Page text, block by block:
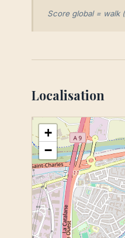
Score global = walk
Localisation
+
−